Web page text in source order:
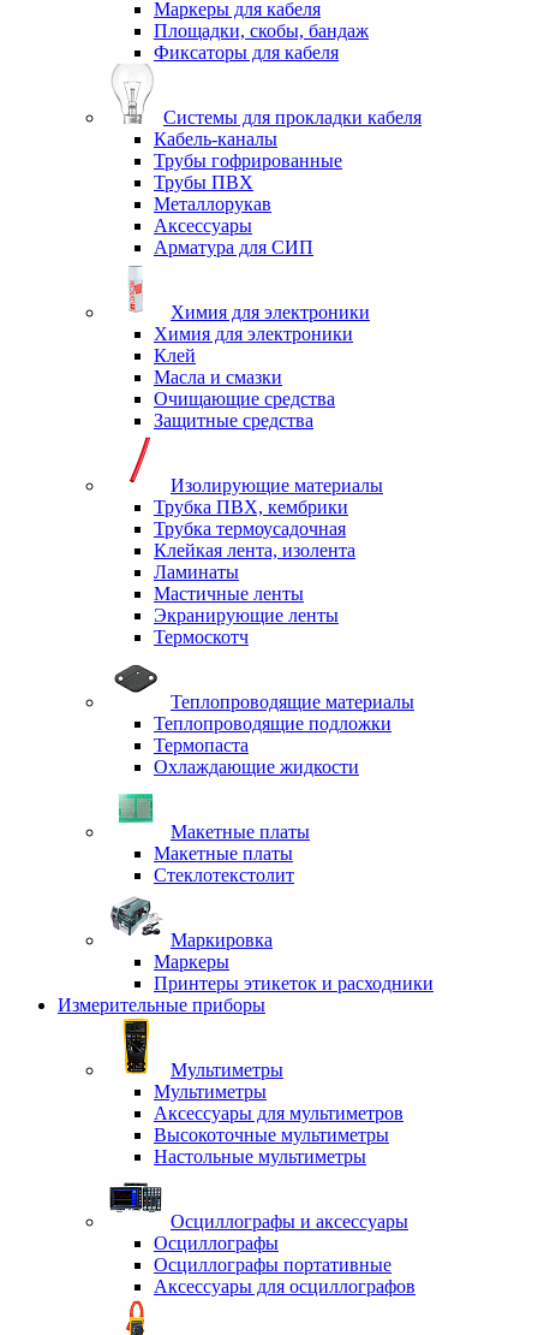
Маркеры для кабеля
Площадки, скобы, бандаж
Фиксаторы для кабеля
Системы для прокладки кабеля
Кабель-каналы
Трубы гофрированные
Трубы ПВХ
Металлорукав
Аксессуары
Арматура для СИП
Химия для электроники
Химия для электроники
Клей
Масла и смазки
Очищающие средства
Защитные средства
Изолирующие материалы
Трубка ПВХ, кембрики
Трубка термоусадочная
Клейкая лента, изолента
Ламинаты
Мастичные ленты
Экранирующие ленты
Термоскотч
Теплопроводящие материалы
Теплопроводящие подложки
Термопаста
Охлаждающие жидкости
Макетные платы
Макетные платы
Стеклотекстолит
Маркировка
Маркеры
Принтеры этикеток и расходники
Измерительные приборы
Мультиметры
Мультиметры
Аксессуары для мультиметров
Высокоточные мультиметры
Настольные мультиметры
Осциллографы и аксессуары
Осциллографы
Осциллографы портативные
Аксессуары для осциллографов